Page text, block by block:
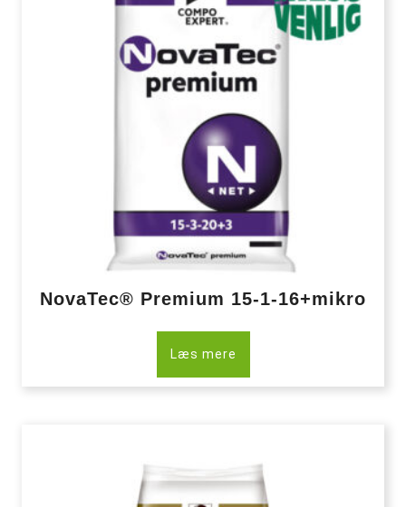
NovaTec® Premium 15-1-16+mikro
Læs mere